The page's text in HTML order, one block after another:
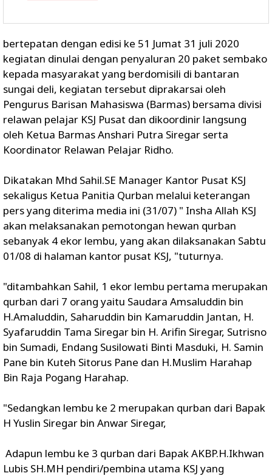
bertepatan dengan edisi ke 51 Jumat 31 juli 2020
kegiatan dinulai dengan penyaluran 20 paket sembako
kepada masyarakat yang berdomisili di bantaran
sungai deli, kegiatan tersebut diprakarsai oleh
Pengurus Barisan Mahasiswa (Barmas) bersama divisi
relawan pelajar KSJ Pusat dan dikoordinir langsung
oleh Ketua Barmas Anshari Putra Siregar serta
Koordinator Relawan Pelajar Ridho.
Dikatakan Mhd Sahil.SE Manager Kantor Pusat KSJ
sekaligus Ketua Panitia Qurban melalui keterangan
pers yang diterima media ini (31/07) " Insha Allah KSJ
akan melaksanakan pemotongan hewan qurban
sebanyak 4 ekor lembu, yang akan dilaksanakan Sabtu
01/08 di halaman kantor pusat KSJ, "tuturnya.
"ditambahkan Sahil, 1 ekor lembu pertama merupakan
qurban dari 7 orang yaitu Saudara Amsaluddin bin
H.Amaluddin, Saharuddin bin Kamaruddin Jantan, H.
Syafaruddin Tama Siregar bin H. Arifin Siregar, Sutrisno
bin Sumadi, Endang Susilowati Binti Masduki, H. Samin
Pane bin Kuteh Sitorus Pane dan H.Muslim Harahap
Bin Raja Pogang Harahap.
"Sedangkan lembu ke 2 merupakan qurban dari Bapak
H Yuslin Siregar bin Anwar Siregar,
Adapun lembu ke 3 qurban dari Bapak AKBP.H.Ikhwan
Lubis SH.MH pendiri/pembina utama KSJ yang